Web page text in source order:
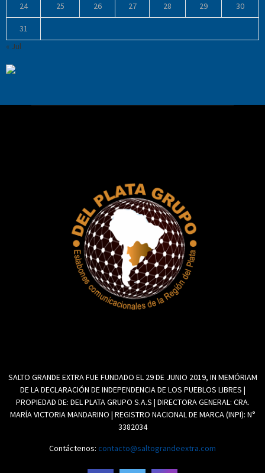
24 25 26 27 28 29 30
31
« Jul
SALTO GRANDE EXTRA FUE FUNDADO EL 29 DE JUNIO 2019, IN MEMÓRIAM
DE LA DECLARACIÓN DE INDEPENDENCIA DE LOS PUEBLOS LIBRES |
PROPIEDAD DE: DEL PLATA GRUPO S.A.S | DIRECTORA GENERAL: CRA.
MARÍA VICTORIA MANDARINO | REGISTRO NACIONAL DE MARCA (INPI): N°
3382034
Contáctenos: contacto@saltograndeextra.com